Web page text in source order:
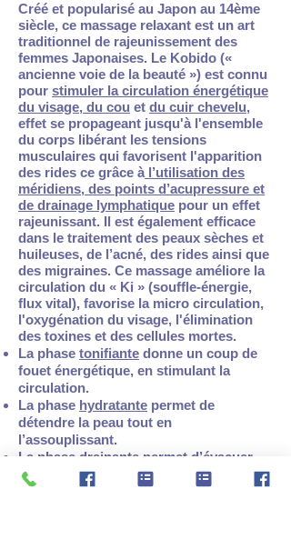
Créé et popularisé au Japon au 14ème
siècle, ce massage relaxant est un art
traditionnel de rajeunissement des
femmes Japonaises. Le Kobido («
ancienne voie de la beauté ») est connu
pour stimuler la circulation énergétique
du visage, du cou et du cuir chevelu,
effet se propageant jusqu'à l'ensemble
du corps libérant les tensions
musculaires qui favorisent l'apparition
des rides ce grâce à l’utilisation des
méridiens, des points d’acupressure et
de drainage lymphatique pour un effet
rajeunissant. Il est également efficace
dans le traitement des peaux sèches et
huileuses, de l’acné, des rides ainsi que
des migraines. Ce massage améliore la
circulation du « Ki » (souffle-énergie,
flux vital), favorise la micro circulation,
l'oxygénation du visage, l'élimination
des toxines et des cellules mortes.
La phase tonifiante donne un coup de
fouet énergétique, en stimulant la
circulation.
La phase hydratante permet de
détendre la peau tout en
l’assouplissant.
La phase drainante permet d’évacuer
naturellement les toxines dans le
système lymphatique.